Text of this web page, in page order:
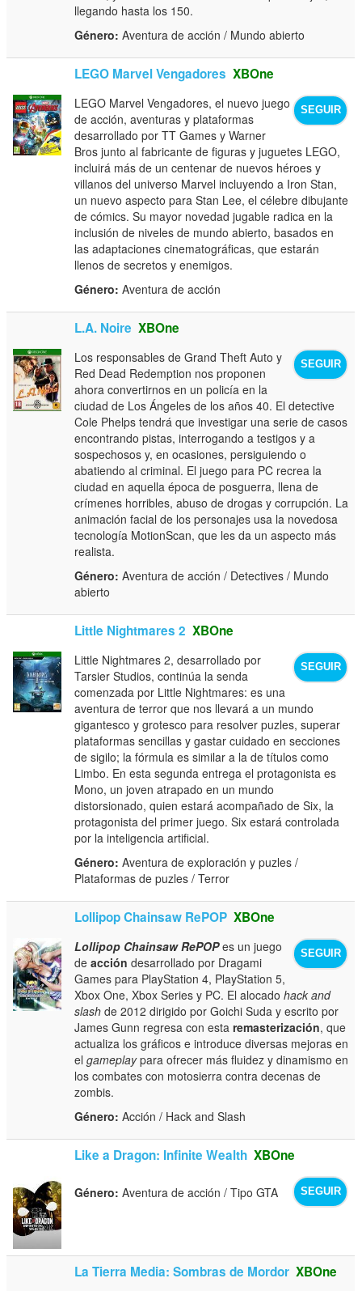
llegando hasta los 150.
Género: Aventura de acción / Mundo abierto
LEGO Marvel Vengadores XBOne
SEGUIR
LEGO Marvel Vengadores, el nuevo juego
de acción, aventuras y plataformas
desarrollado por TT Games y Warner
Bros junto al fabricante de figuras y juguetes LEGO,
incluirá más de un centenar de nuevos héroes y
villanos del universo Marvel incluyendo a Iron Stan,
un nuevo aspecto para Stan Lee, el célebre dibujante
de cómics. Su mayor novedad jugable radica en la
inclusión de niveles de mundo abierto, basados en
las adaptaciones cinematográficas, que estarán
llenos de secretos y enemigos.
Género: Aventura de acción
L.A. Noire XBOne
SEGUIR
Los responsables de Grand Theft Auto y
Red Dead Redemption nos proponen
ahora convertirnos en un policía en la
ciudad de Los Ángeles de los años 40. El detective
Cole Phelps tendrá que investigar una serie de casos
encontrando pistas, interrogando a testigos y a
sospechosos y, en ocasiones, persiguiendo o
abatiendo al criminal. El juego para PC recrea la
ciudad en aquella época de posguerra, llena de
crímenes horribles, abuso de drogas y corrupción. La
animación facial de los personajes usa la novedosa
tecnología MotionScan, que les da un aspecto más
realista.
Género: Aventura de acción / Detectives / Mundo
abierto
Little Nightmares 2 XBOne
SEGUIR
Little Nightmares 2, desarrollado por
Tarsier Studios, continúa la senda
comenzada por Little Nightmares: es una
aventura de terror que nos llevará a un mundo
gigantesco y grotesco para resolver puzles, superar
plataformas sencillas y gastar cuidado en secciones
de sigilo; la fórmula es similar a la de títulos como
Limbo. En esta segunda entrega el protagonista es
Mono, un joven atrapado en un mundo
distorsionado, quien estará acompañado de Six, la
protagonista del primer juego. Six estará controlada
por la inteligencia artificial.
Género: Aventura de exploración y puzles /
Plataformas de puzles / Terror
Lollipop Chainsaw RePOP XBOne
SEGUIR
Lollipop Chainsaw RePOPes un juego
deacción desarrollado por Dragami
Games para PlayStation 4, PlayStation 5,
Xbox One, Xbox Series y PC. El alocadohack and
slash de 2012 dirigido por Goichi Suda y escrito por
James Gunn regresa con estaremasterización, que
actualiza los gráficos e introduce diversas mejoras en
elgameplaypara ofrecer más fluidez y dinamismo en
los combates con motosierra contra decenas de
zombis.
Género: Acción / Hack and Slash
Like a Dragon: Infinite Wealth XBOne
SEGUIR
Género: Aventura de acción / Tipo GTA
La Tierra Media: Sombras de Mordor XBOne